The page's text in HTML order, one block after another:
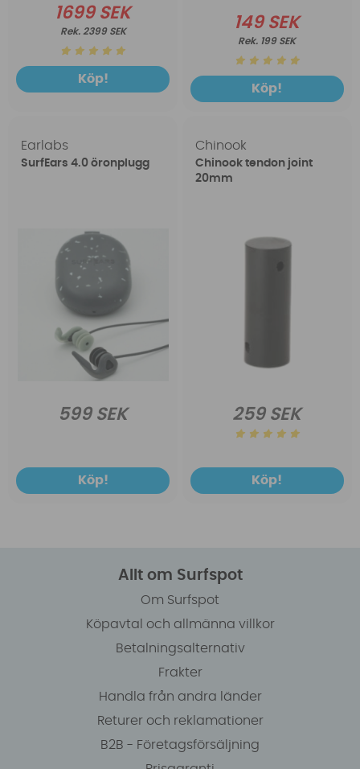
1699 SEK
2399 SEK
Köp!
149 SEK
199 SEK
Köp!
Earlabs
SurfEars 4.0 öronplugg
599 SEK
Köp!
Chinook
Chinook tendon joint
20mm
259 SEK
Köp!
Allt om Surfspot
Om Surfspot
Köpavtal och allmänna villkor
Betalningsalternativ
Frakter
Handla från andra länder
Returer och reklamationer
B2B - Företagsförsäljning